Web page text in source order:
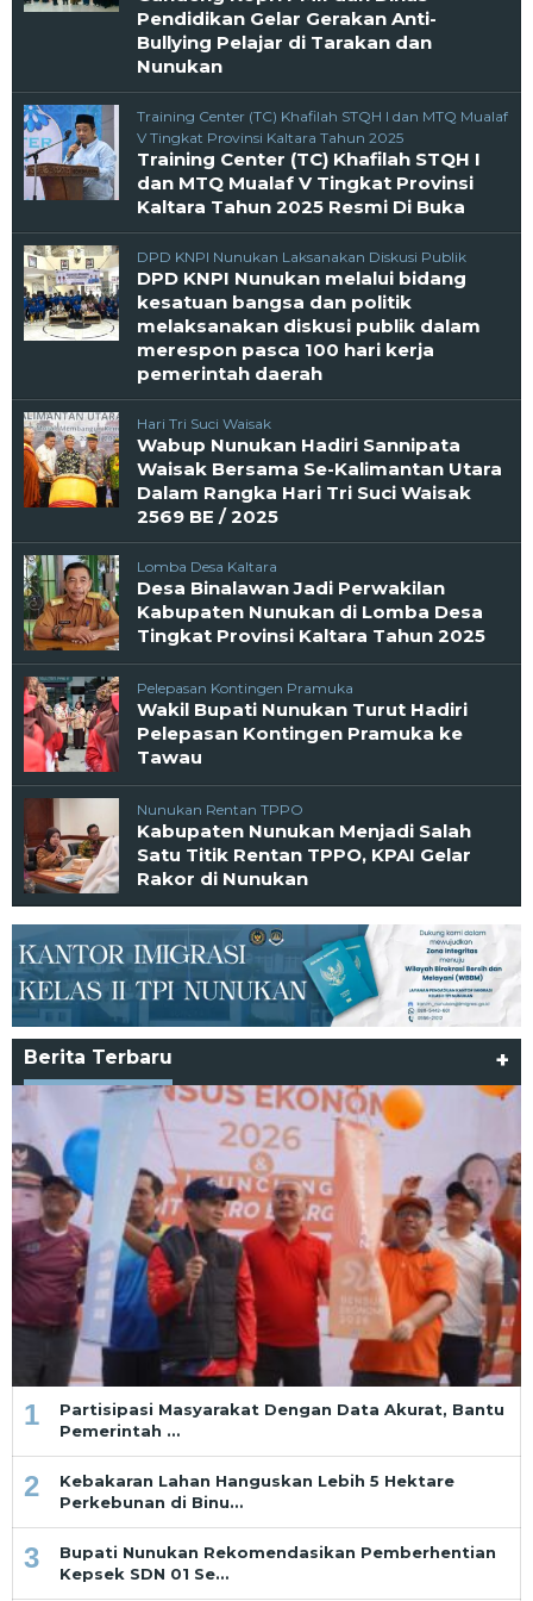
Pendidikan Gelar Gerakan Anti-
Bullying Pelajar di Tarakan dan
Nunukan
Training Center (TC) Khafilah STQH I dan MTQ Mualaf
V Tingkat Provinsi Kaltara Tahun 2025
Training Center (TC) Khafilah STQH I
dan MTQ Mualaf V Tingkat Provinsi
Kaltara Tahun 2025 Resmi Di Buka
DPD KNPI Nunukan Laksanakan Diskusi Publik
DPD KNPI Nunukan melalui bidang
kesatuan bangsa dan politik
melaksanakan diskusi publik dalam
merespon pasca 100 hari kerja
pemerintah daerah
Hari Tri Suci Waisak
Wabup Nunukan Hadiri Sannipata
Waisak Bersama Se-Kalimantan Utara
Dalam Rangka Hari Tri Suci Waisak
2569 BE / 2025
Lomba Desa Kaltara
Desa Binalawan Jadi Perwakilan
Kabupaten Nunukan di Lomba Desa
Tingkat Provinsi Kaltara Tahun 2025
Pelepasan Kontingen Pramuka
Wakil Bupati Nunukan Turut Hadiri
Pelepasan Kontingen Pramuka ke
Tawau
Nunukan Rentan TPPO
Kabupaten Nunukan Menjadi Salah
Satu Titik Rentan TPPO, KPAI Gelar
Rakor di Nunukan
Berita Terbaru +
1
Partisipasi Masyarakat Dengan Data Akurat, Bantu
Pemerintah …
2
Kebakaran Lahan Hanguskan Lebih 5 Hektare
Perkebunan di Binu…
3
Bupati Nunukan Rekomendasikan Pemberhentian
Kepsek SDN 01 Se…